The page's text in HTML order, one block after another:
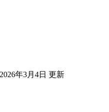
年3月4日 更新